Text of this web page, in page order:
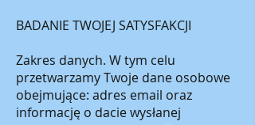
BADANIE TWOJEJ SATYSFAKCJI
Zakres danych. W tym celu
przetwarzamy Twoje dane osobowe
obejmujące: adres email oraz
informację o dacie wysłanej